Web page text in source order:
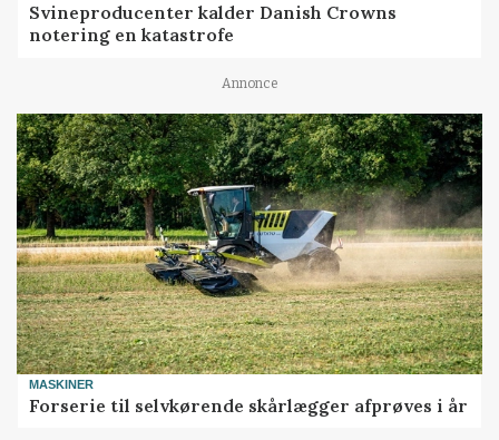
Svineproducenter kalder Danish Crowns
notering en katastrofe
Annonce
MASKINER
Forserie til selvkørende skårlægger afprøves i år